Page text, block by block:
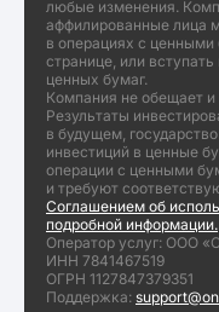
любые изменения.
аффилированные лица
в операциях с
странице, или
ценных бумаг.
Компания не обещает и
Результаты
в будущем,
инвестиций в ценные
операции с ценными
и требуют
Соглашением об
подробной информации.
Оператор услуг: ООО
ИНН 7841467519
ОГРН 1127847379351
Поддержка: